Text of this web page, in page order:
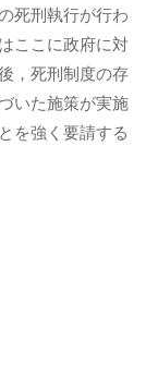
死刑執行が行わ
ここに政府に対
，死刑制度の存
いた施策が実施
を強く要請する